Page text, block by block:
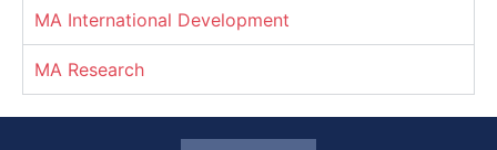
MA International Development
MA Research